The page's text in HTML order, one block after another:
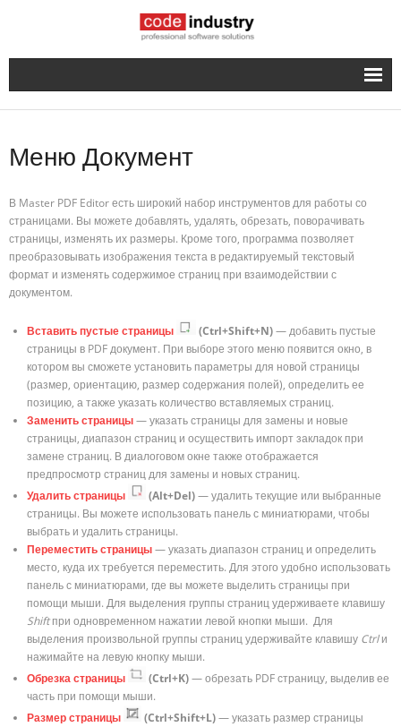
Русский
Меню Документ
В Master PDF Editor есть широкий набор инструментов для работы со
страницами. Вы можете добавлять, удалять, обрезать, поворачивать
страницы, изменять их размеры. Кроме того, программа позволяет
преобразовывать изображения текста в редактируемый текстовый
формат и изменять содержимое страниц при взаимодействии с
документом.
Вставить пустые страницы (Ctrl+Shift+N)— добавить пустые
страницы в PDF документ. При выборе этого меню появится окно, в
котором вы сможете установить параметры для новой страницы
(размер, ориентацию, размер содержания полей), определить ее
позицию, а также указать количество вставляемых страниц.
Заменить страницы— указать страницы для замены и новые
страницы, диапазон страниц и осуществить импорт закладок при
замене страниц. В диалоговом окне также отображается
предпросмотр страниц для замены и новых страниц.
Удалить страницы
(Alt+Del)— удалить текущие или выбранные
страницы. Вы можете использовать панель с миниатюрами, чтобы
выбрать и удалить страницы.
Переместить страницы— указать диапазон страниц и определить
место, куда их требуется переместить. Для этого удобно использовать
панель с миниатюрами, где вы можете выделить страницы при
помощи мыши. Для выделения группы страниц удерживаете клавишу
Shiftпри одновременном нажатии левой кнопки мыши. Для
выделения произвольной группы страниц удерживайте клавишу Ctrlи
нажимайте на левую кнопку мыши.
Обрезка страницы
(Ctrl+K)— обрезать PDF страницу, выделив ее
часть при помощи мыши.
Размер страницы
(Ctrl+Shift+L)— указать размер страницы